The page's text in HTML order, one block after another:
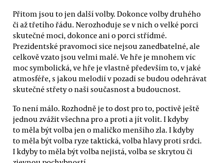
Přitom jsou to jen další volby. Dokonce volby druhého
či až třetího řádu. Nerozhoduje se v nich o velké porci
skutečné moci, dokonce ani o porci střídmé.
Prezidentské pravomoci sice nejsou zanedbatelné, ale
celkově vzato jsou velmi malé. Ve hře je mnohem víc
moc symbolická, ve hře je vlastně především to, v jaké
atmosféře, s jakou melodií v pozadí se budou odehrávat
skutečné střety o naši současnost a budoucnost.
To není málo. Rozhodně je to dost pro to, poctivě ještě
jednou zvážit všechna pro a proti a jít volit. I kdyby
to měla být volba jen o maličko menšího zla. I kdyby
to měla být volba ryze taktická, volba hlavy proti srdci.
I kdyby to měla být volba nejistá, volba se skrytou či